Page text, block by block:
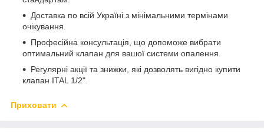
Доставка по всій Україні з мінімальними термінами
очікування.
Професійна консультація, що допоможе вибрати
оптимальний клапан для вашої системи опалення.
Регулярні акції та знижки, які дозволять вигідно купити
клапан ITAL 1/2".
Приховати